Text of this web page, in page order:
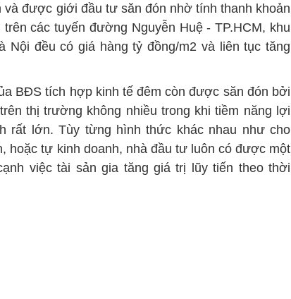
được giới đầu tư săn đón nhờ tính thanh khoản
các tuyến đường Nguyễn Huệ - TP.HCM, khu
Nội đều có giá hàng tỷ đồng/m2 và liên tục tăng
BĐS tích hợp kinh tế đêm còn được săn đón bởi
thị trường không nhiều trong khi tiềm năng lợi
rất lớn. Tùy từng hình thức khác nhau như cho
hoặc tự kinh doanh, nhà đầu tư luôn có được một
việc tài sản gia tăng giá trị lũy tiến theo thời